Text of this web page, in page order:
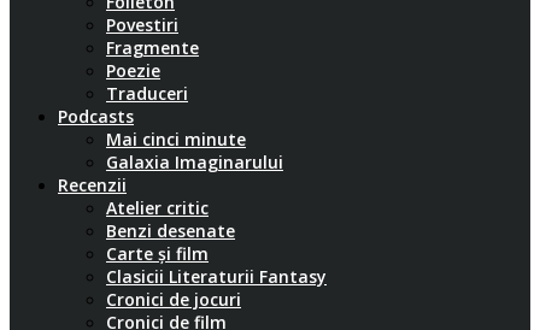
Povestiri
Fragmente
Poezie
Traduceri
Podcasts
Mai cinci minute
Galaxia Imaginarului
Recenzii
Atelier critic
Benzi desenate
Carte și film
Clasicii Literaturii Fantasy
Cronici de jocuri
Cronici de film